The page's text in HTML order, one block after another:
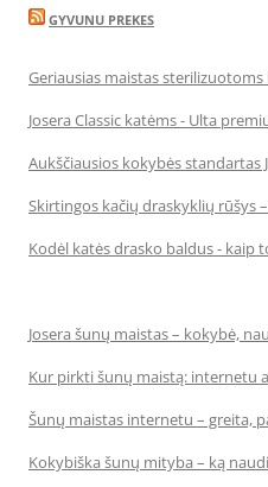
GYVUNU PREKES
Geriausias maistas sterilizuotoms
Josera Classic katėms - Ulta
Aukščiausios kokybės standartas
Skirtingos kačių draskyklių rūšys
Kodėl katės drasko baldus - kaip
Josera šunų maistas – kokybė,
Kur pirkti šunų maistą: internetu
Šunų maistas internetu – greita,
Kokybiška šunų mityba – ką